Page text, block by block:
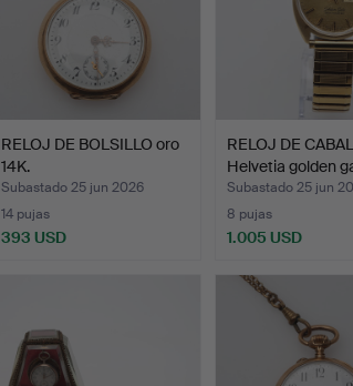
RELOJ DE BOLSILLO oro
14K.
Subastado 25 jun 2026
14 pujas
393 USD
RELOJ DE
Helvetia golden
Subastado 25 jun
8 pujas
1.005 USD